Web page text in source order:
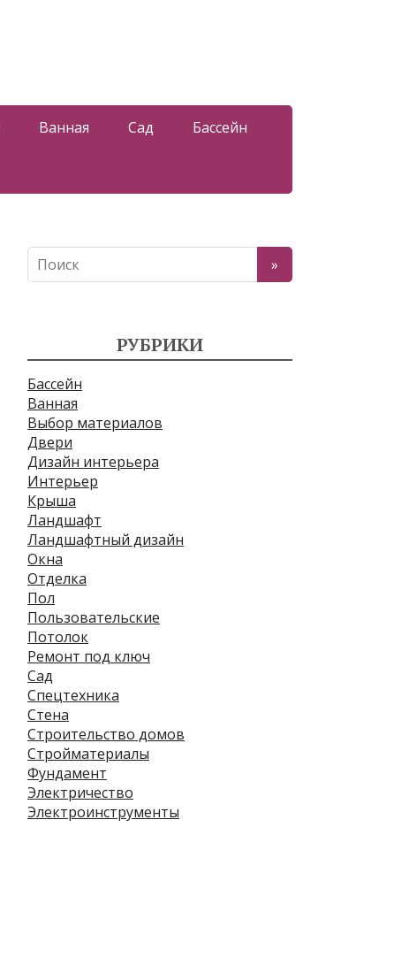
Ванная Сад Бассейн
РУБРИКИ
Бассейн
Ванная
Выбор материалов
Двери
Дизайн интерьера
Интерьер
Крыша
Ландшафт
Ландшафтный дизайн
Окна
Отделка
Пол
Пользовательские
Потолок
Ремонт под ключ
Сад
Спецтехника
Стена
Строительство домов
Стройматериалы
Фундамент
Электричество
Электроинструменты